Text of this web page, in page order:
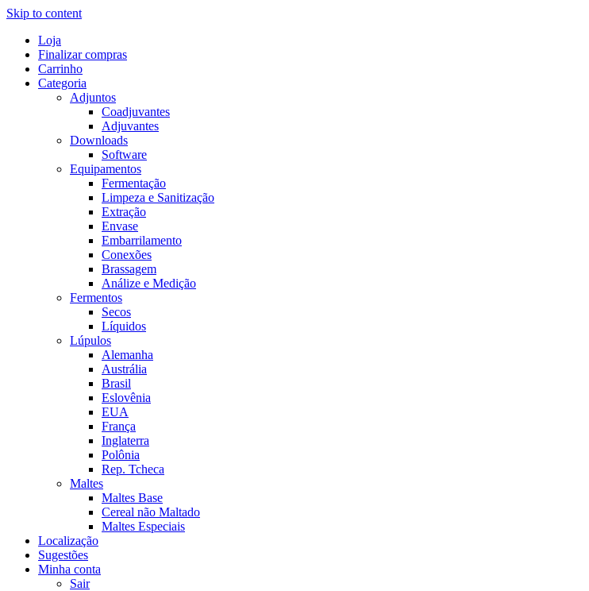
Skip to content
Loja
Finalizar compras
Carrinho
Categoria
Adjuntos
Coadjuvantes
Adjuvantes
Downloads
Software
Equipamentos
Fermentação
Limpeza e Sanitização
Extração
Envase
Embarrilamento
Conexões
Brassagem
Análize e Medição
Fermentos
Secos
Líquidos
Lúpulos
Alemanha
Austrália
Brasil
Eslovênia
EUA
França
Inglaterra
Polônia
Rep. Tcheca
Maltes
Maltes Base
Cereal não Maltado
Maltes Especiais
Localização
Sugestões
Minha conta
Sair